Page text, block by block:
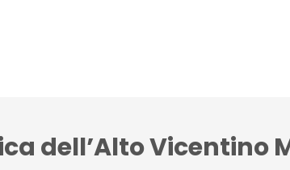
dell’Alto Vicentino